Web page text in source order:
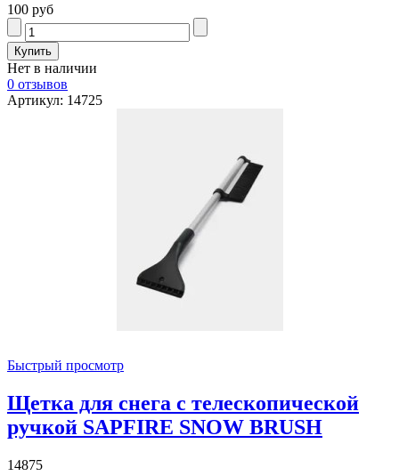
100 руб
Нет в наличии
0 отзывов
Артикул: 14725
Быстрый просмотр
Щетка для снега с телескопической
ручкой SAPFIRE SNOW BRUSH
14875